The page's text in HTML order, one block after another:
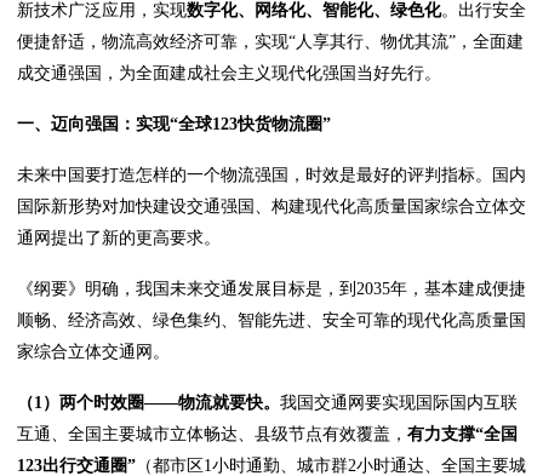
新技术广泛应用，实现数字化、网络化、智能化、绿色化。出行安全
便捷舒适，物流高效经济可靠，实现“人享其行、物优其流”，全面建
成交通强国，为全面建成社会主义现代化强国当好先行。
一、迈向强国：实现“全球123快货物流圈”
未来中国要打造怎样的一个物流强国，时效是最好的评判指标。国内
国际新形势对加快建设交通强国、构建现代化高质量国家综合立体交
通网提出了新的更高要求。
《纲要》明确，我国未来交通发展目标是，到2035年，基本建成便捷
顺畅、经济高效、绿色集约、智能先进、安全可靠的现代化高质量国
家综合立体交通网。
（1）两个时效圈——物流就要快。 我国交通网要实现国际国内互联
互通、全国主要城市立体畅达、县级节点有效覆盖， 有力支撑“全国
123出行交通圈” （都市区1小时通勤、城市群2小时通达、全国主要城